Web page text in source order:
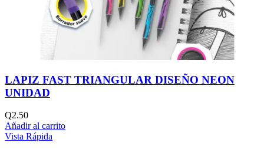
LAPIZ FAST TRIANGULAR DISEÑO NEON
UNIDAD
Q2.50
Añadir al carrito
Vista Rápida